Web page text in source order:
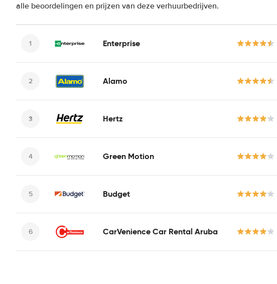
alle beoordelingen en prijzen van deze verhuurbedrijven.
Enterprise
Alamo
Hertz
Green Motion
Budget
CarVenience Car Rental Aruba